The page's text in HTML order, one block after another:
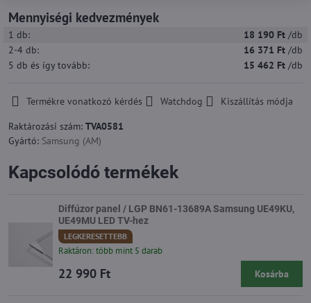
Mennyiségi kedvezmények
1 db: 18 190 Ft /db
2-4 db: 16 371 Ft /db
5 db és így tovább: 15 462 Ft /db
Termékre vonatkozó kérdés Watchdog
Kiszállítás módja
Raktározási szám: TVA0581
Gyártó: Samsung (AM)
Kapcsolódó termékek
Diffúzor panel / LGP BN61-13689A Samsung UE49KU,
UE49MU LED TV-hez
LEGKERESETTEBB
Raktáron: több mint 5 darab
22 990 Ft Kosárba